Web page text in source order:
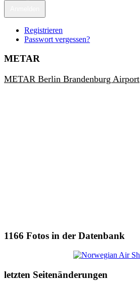
Registrieren
Passwort vergessen?
METAR
METAR Berlin Brandenburg Airport
1166 Fotos in der Datenbank
letzten Seitenänderungen